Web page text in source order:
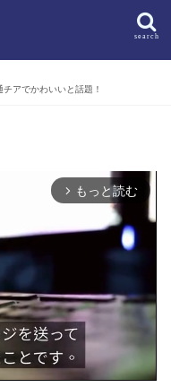
search
アでかわいいと話題！
arrow_forward_ios もっと読む